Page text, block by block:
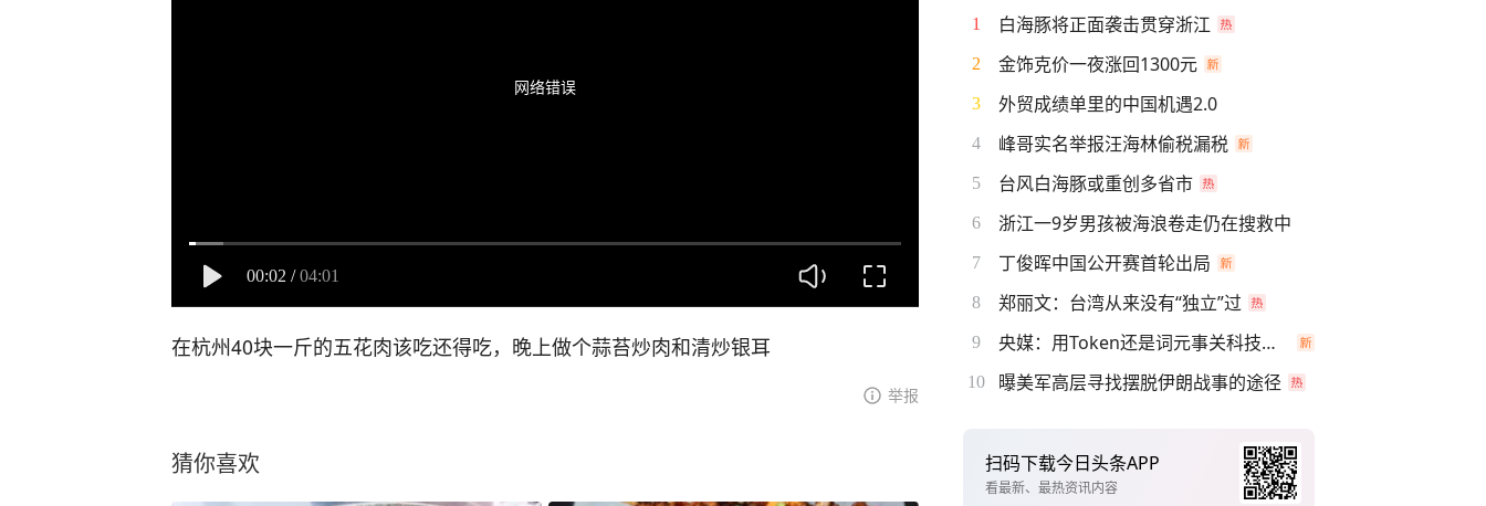
网络错误
00:02 / 04:01
在杭州40块一斤的五花肉该吃还得吃，晚上做个蒜苔炒肉和清炒银耳
举报
猜你喜欢
1 白海豚将正面袭击贯穿浙江
2 金饰克价一夜涨回1300元
3 外贸成绩单里的中国机遇2.0
4 峰哥实名举报汪海林偷税漏税
5 台风白海豚或重创多省市
6 浙江一9岁男孩被海浪卷走仍在搜救中
7 丁俊晖中国公开赛首轮出局
8 郑丽文：台湾从来没有“独立”过
9 央媒：用Token还是词元事关科技话语权
10 曝美军高层寻找摆脱伊朗战事的途径
扫码下载今日头条APP
看最新、最热资讯内容